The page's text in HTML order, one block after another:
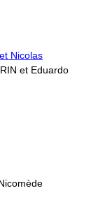
Nicolas
et Eduardo